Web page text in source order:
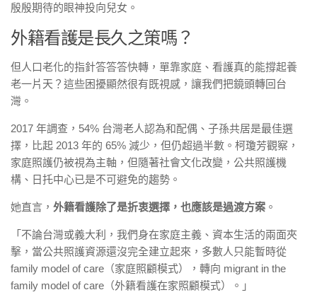
殷殷期待的眼神投向兒女。
外籍看護是長久之策嗎？
但人口老化的指針答答答快轉，單靠家庭、看護真的能撐起養
老一片天？這些困擾顯然很有既視感，讓我們把鏡頭轉回台
灣。
2017 年調查，54% 台灣老人認為和配偶、子孫共居是最佳選
擇，比起 2013 年的 65% 減少，但仍超過半數。柯瓊芳觀察，
家庭照護仍被視為主軸，但隨著社會文化改變，公共照護機
構、日托中心已是不可避免的趨勢。
她直言， 外籍看護除了是折衷選擇，也應該是過渡方案 。
「不論台灣或義大利，我們身在家庭主義、資本生活的兩面夾
擊，當公共照護資源還沒完全建立起來，多數人只能暫時從
family model of care（家庭照顧模式），轉向 migrant in the
family model of care（外籍看護在家照顧模式）。」